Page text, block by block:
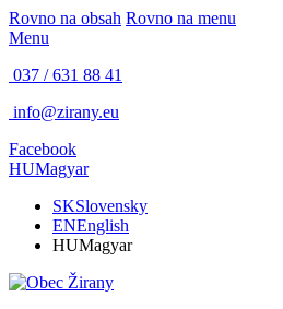
Rovno na obsah Rovno na menu
Menu
037 / 631 88 41
info@zirany.eu
Facebook
HUMagyar
SKSlovensky
ENEnglish
HUMagyar